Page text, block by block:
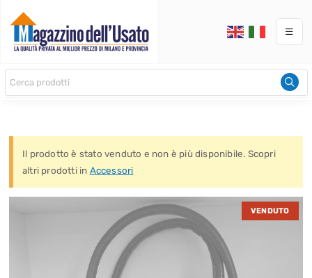
Il prodotto è stato venduto e non è più disponibile. Scopri
altri prodotti in Accessori
VENDUTO